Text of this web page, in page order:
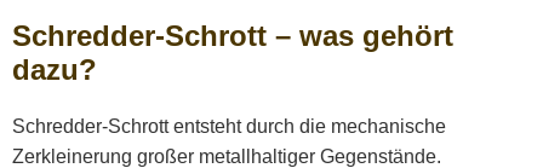
Schredder-Schrott – was gehört
dazu?
Schredder-Schrott entsteht durch die mechanische
Zerkleinerung großer metallhaltiger Gegenstände.